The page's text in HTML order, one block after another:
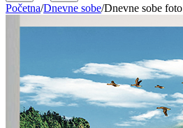
Početna/Dnevne sobe/Dnevne sobe